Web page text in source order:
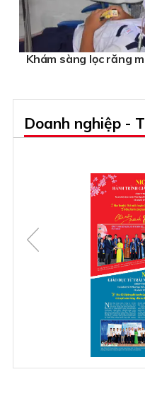
Khám sàng lọc răng
Doanh nghiệp -